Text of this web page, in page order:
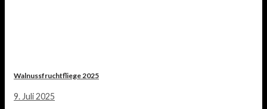
Walnussfruchtfliege 2025
9. Juli 2025